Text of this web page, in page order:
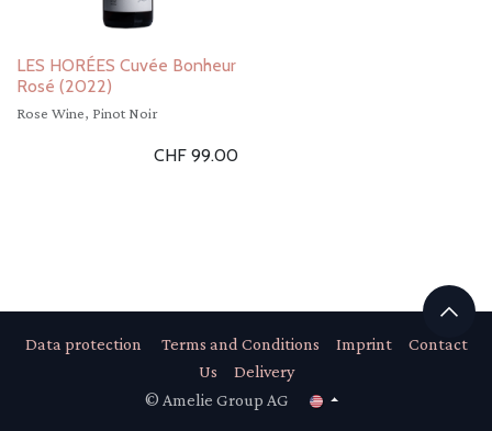
LES HORÉES Cuvée Bonheur
Rosé (2022)
Rose Wine, Pinot Noir
CHF 99.00
Data protection Terms and Conditions Imprint
Contact
Us
Delivery
© Amelie Group AG